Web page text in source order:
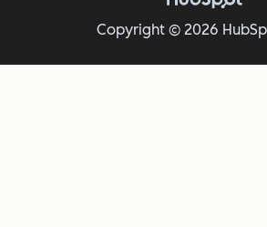
Copyright © 2026